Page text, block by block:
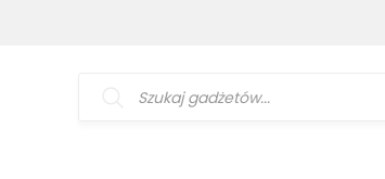
produktów